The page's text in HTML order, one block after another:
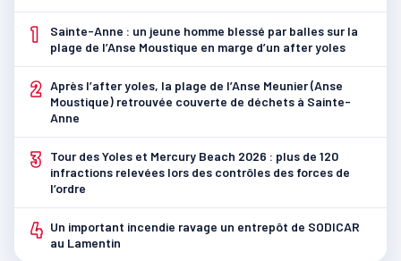
1
Sainte-Anne : un jeune homme blessé par balles sur la
plage de l’Anse Moustique en marge d’un after yoles
2 Après l’after yoles, la plage de l’Anse Meunier (Anse
Moustique) retrouvée couverte de déchets à Sainte-
Anne
3
Tour des Yoles et Mercury Beach 2026 : plus de 120
infractions relevées lors des contrôles des forces de
l’ordre
4 Un important incendie ravage un entrepôt de SODICAR
au Lamentin